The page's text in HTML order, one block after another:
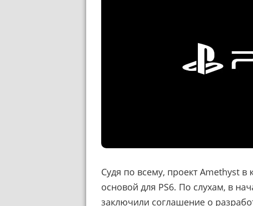
Судя по всему, проект Amethyst в
основой для PS6. По слухам, в
заключили соглашение о